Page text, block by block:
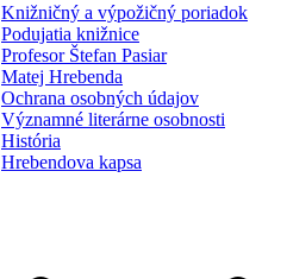
Knižničný a výpožičný poriadok
Podujatia knižnice
Profesor Štefan Pasiar
Matej Hrebenda
Ochrana osobných údajov
Významné literárne osobnosti
História
Hrebendova kapsa